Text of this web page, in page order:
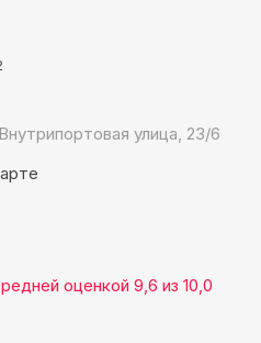
улица, 23/6
оценкой 9,6 из 10,0